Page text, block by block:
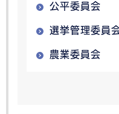
公平委員会
選挙管理委員
農業委員会